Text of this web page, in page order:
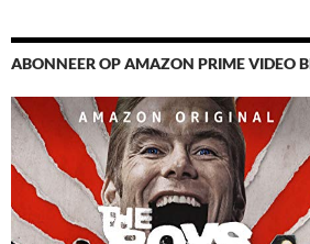
ABONNEER OP AMAZON PRIME VIDEO